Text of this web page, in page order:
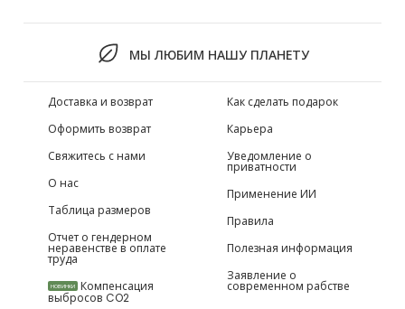
МЫ ЛЮБИМ НАШУ ПЛАНЕТУ
Доставка и возврат
Оформить возврат
Свяжитесь с нами
О нас
Таблица размеров
Отчет о гендерном
неравенстве в оплате
труда
НОВИНКИ Компенсация
выбросов CO2
Как сделать подарок
Карьера
Уведомление о
приватности
Применение ИИ
Правила
Полезная информация
Заявление о
современном рабстве